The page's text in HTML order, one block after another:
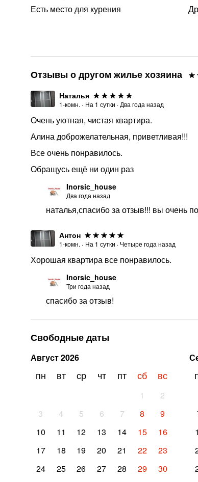
Есть место для курения
Свободные даты
Август2026
пн вт ср чт пт сб вс
1
2
3
4 5 6 7 8
9
10
11 12 13 14 15
16
17
18 19 20 21 22
23
24
25 26 27 28 29
30
Отзывы о другом жилье хозяина
Наталья
1-комн. · На 1 сутки · Два года назад
Очень уютная, чистая квартира.
Алина доброжелательная, приветливая!!!
Все очень понравилось.
Обращусь ещё ни один раз
Inorsic_house
Два года назад
наталья,спасибо за отзыв!!! вы очень
Антон
1-комн. · На 1 сутки · Четыре года назад
Хорошая квартира все понравилось.
Inorsic_house
Три года назад
спасибо за отзыв!